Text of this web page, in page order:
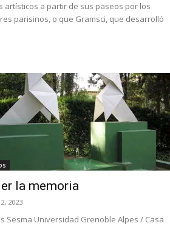
artísticos a partir de sus paseos por los
parisinos, o que Gramsci, que desarrolló
la memoria
2023
Sesma Universidad Grenoble Alpes / Casa